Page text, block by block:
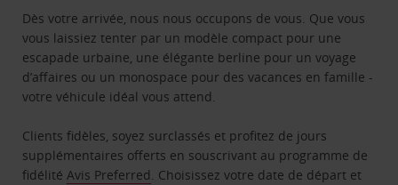
Dès votre arrivée, nous nous occupons de vous. Que vous
vous laissiez tenter par un modèle compact pour une
escapade urbaine, une élégante berline pour un voyage
d’affaires ou un monospace pour des vacances en famille -
votre véhicule idéal vous attend.
Clients fidèles, soyez surclassés et profitez de jours
supplémentaires offerts en souscrivant au programme de
fidélitéAvis Preferred. Choisissez votre date de départ et